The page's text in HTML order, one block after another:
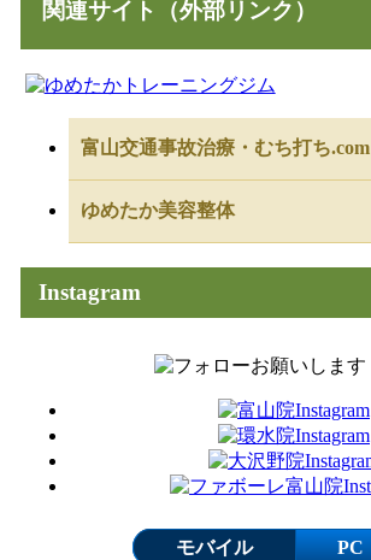
関連サイト（外部リンク）
富山交通事故治療・むち打ち.com
ゆめたか美容整体
Instagram
モバイル PC